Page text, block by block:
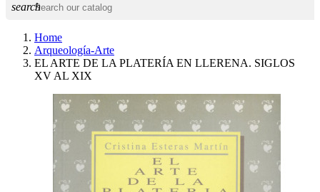
search
Home
Arqueología-Arte
EL ARTE DE LA PLATERÍA EN LLERENA. SIGLOS
XV AL XIX